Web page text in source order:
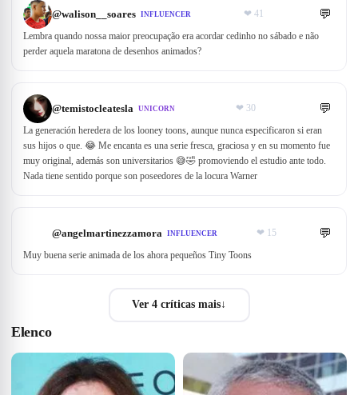
@walison__soares INFLUENCER ❤ 41 💬
Lembra quando nossa maior preocupação era acordar cedinho no sábado e não
perder aquela maratona de desenhos animados?
@temistocleatesla UNICORN ❤ 30 💬
La generación heredera de los looney toons, aunque nunca especificaron si eran
sus hijos o que. 😂 Me encanta es una serie fresca, graciosa y en su momento fue
muy original, además son universitarios 😅🤣 promoviendo el estudio ante todo.
Nada tiene sentido porque son poseedores de la locura Warner
@angelmartinezzamora INFLUENCER ❤ 15 💬
Muy buena serie animada de los ahora pequeños Tiny Toons
Ver 4 críticas mais↓
Elenco